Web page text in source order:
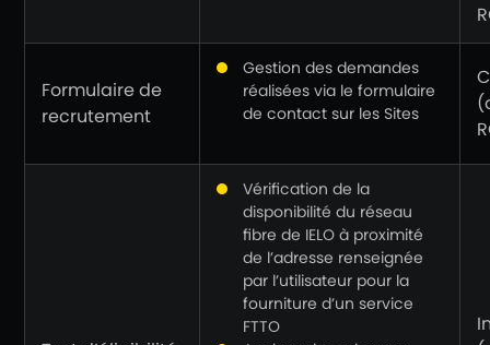
Formulaire de
recrutement
Gestion des demandes
réalisées via le formulaire
de contact sur les Sites
Vérification de la
disponibilité du réseau
fibre de IELO à proximité
de l’adresse renseignée
par l’utilisateur pour la
fourniture d’un service
FTTO